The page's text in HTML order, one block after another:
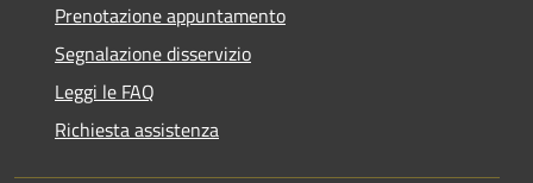
Prenotazione appuntamento
Segnalazione disservizio
Leggi le FAQ
Richiesta assistenza